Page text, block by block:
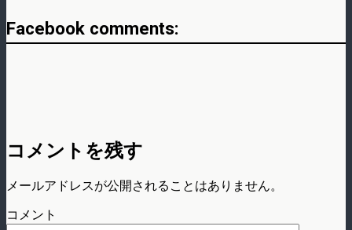
Facebook comments:
コメントを残す
メールアドレスが公開されることはありません。
コメント